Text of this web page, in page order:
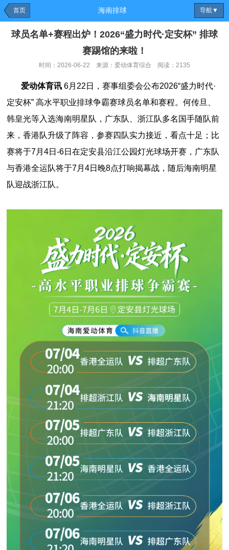
首页 导航▼
海南排球
球员名单+赛程出炉！2026“盛力时代·定安杯” 排球
赛踢馆的来啦！
时间：2026-06-22 来源：爱动体育综合 阅读：2135
爱动体育讯 6月22日，赛事组委会公布2026“盛力时代·
定安杯” 高水平职业排球争霸赛球员名单和赛程。何传旦、
韩皇光等入选海南明星队，广东队、浙江队多名国手随队前
来，香港队升级了阵容，参赛四队实力接近，看点十足；比
赛将于7月4日-6日在定安县沿江公园灯光球场开赛，广东队
与香港全运队将于7月4日晚8点打响揭幕战，随后海南明星
队迎战浙江队。